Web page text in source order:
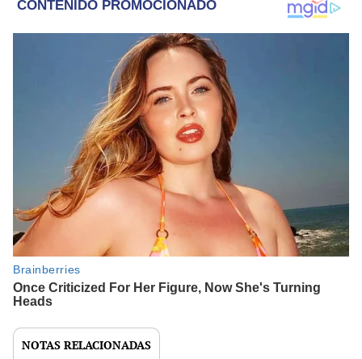
NOTAS RELACIONADAS